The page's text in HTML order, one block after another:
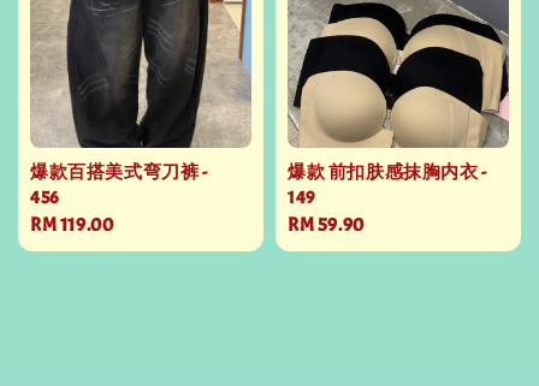
爆款百搭美式弯刀裤 -
456
Regular
price
RM 119.00
爆款 前扣肤感抹胸内衣 -
149
Regular
price
RM 59.90